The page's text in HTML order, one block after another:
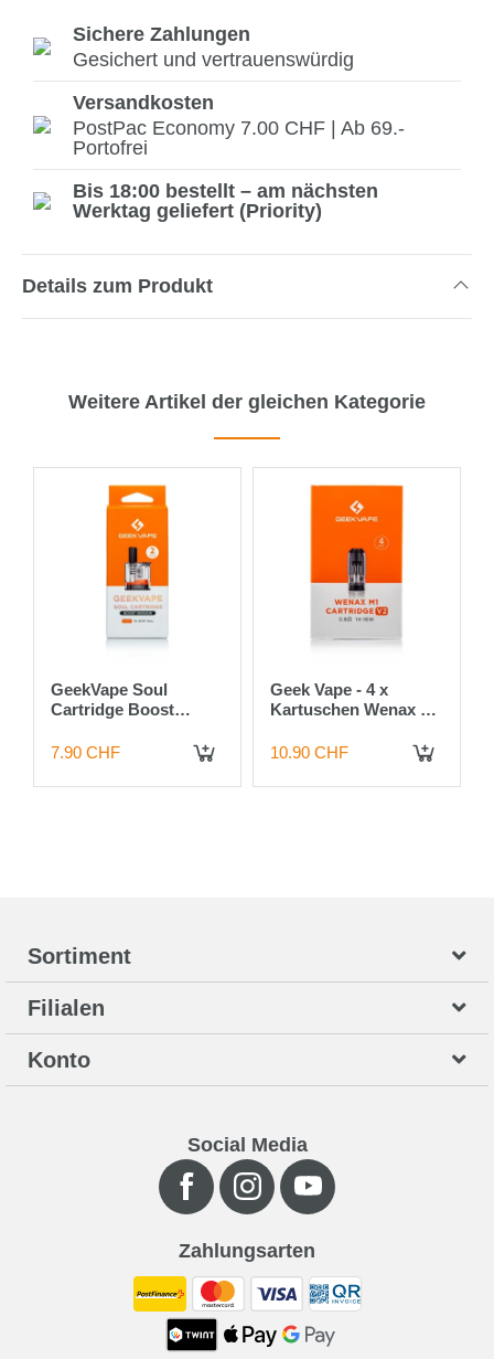
Sichere Zahlungen
Gesichert und vertrauenswürdig
Versandkosten
PostPac Economy 7.00 CHF | Ab 69.-
Portofrei
Bis 18:00 bestellt – am nächsten
Werktag geliefert (Priority)
Details zum Produkt
Weitere Artikel der gleichen Kategorie
GeekVape Soul
Cartridge Boost
2 Pods
7.90 CHF
Geek Vape - 4 x
Kartuschen Wenax M1
10.90 CHF
Sortiment
Filialen
Konto
Social Media
Zahlungsarten